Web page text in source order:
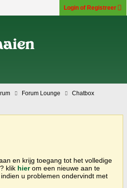
Login of Registreer
Forum Lounge
Chatbox
en krijg toegang tot het volledige
klik hierom een nieuwe aan te
u problemen ondervindt met